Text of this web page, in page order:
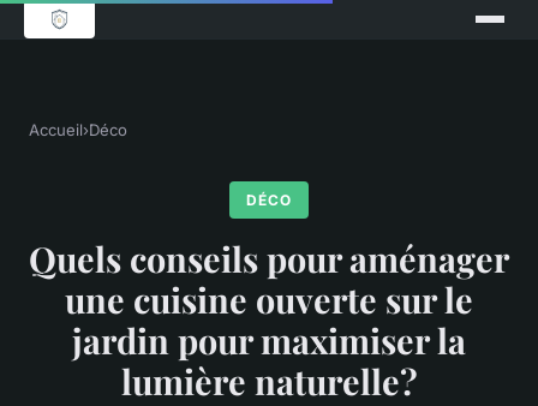
Accueil›Déco
DÉCO
Quels conseils pour aménager
une cuisine ouverte sur le
jardin pour maximiser la
lumière naturelle?